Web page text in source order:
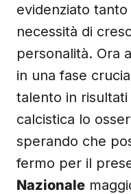
evidenziato
necessità di
personalità. Ora a
in una fase
talento in risultati
calcistica lo
sperando che
fermo per il
Nazionale